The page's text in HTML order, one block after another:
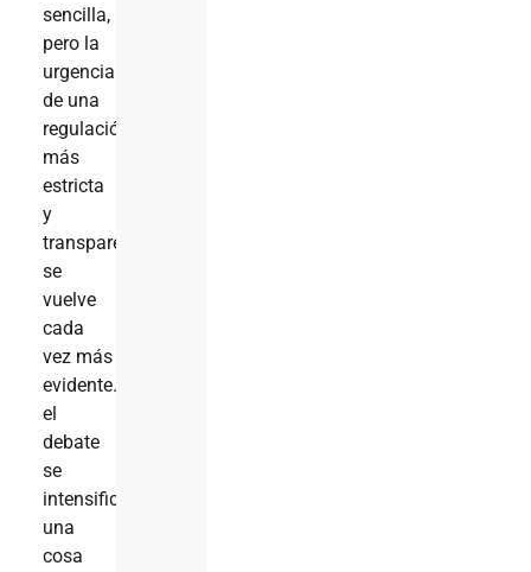
sencilla,
pero la
urgencia
de una
regulación
más
estricta
y
transparente
se
vuelve
cada
vez más
evidente.Mientras
el
debate
se
intensifica,
una
cosa